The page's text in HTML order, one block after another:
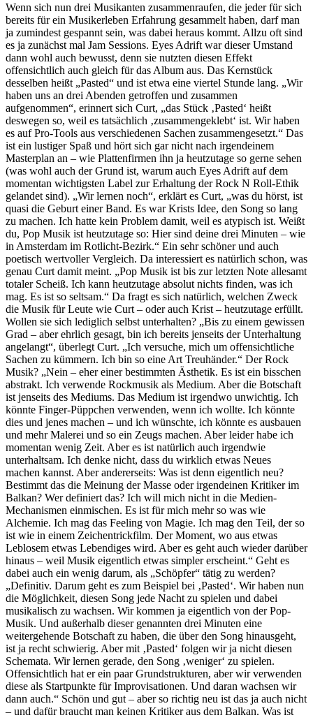
Wenn sich nun drei Musikanten zusammenraufen, die jeder für sich
bereits für ein Musikerleben Erfahrung gesammelt haben, darf man
ja zumindest gespannt sein, was dabei heraus kommt. Allzu oft sind
es ja zunächst mal Jam Sessions. Eyes Adrift war dieser Umstand
dann wohl auch bewusst, denn sie nutzten diesen Effekt
offensichtlich auch gleich für das Album aus. Das Kernstück
desselben heißt „Pasted“ und ist etwa eine viertel Stunde lang. „Wir
haben uns an drei Abenden getroffen und zusammen
aufgenommen“, erinnert sich Curt, „das Stück ‚Pasted‘ heißt
deswegen so, weil es tatsächlich ‚zusammengeklebt‘ ist. Wir haben
es auf Pro-Tools aus verschiedenen Sachen zusammengesetzt.“ Das
ist ein lustiger Spaß und hört sich gar nicht nach irgendeinem
Masterplan an – wie Plattenfirmen ihn ja heutzutage so gerne sehen
(was wohl auch der Grund ist, warum auch Eyes Adrift auf dem
momentan wichtigsten Label zur Erhaltung der Rock N Roll-Ethik
gelandet sind). „Wir lernen noch“, erklärt es Curt, „was du hörst, ist
quasi die Geburt einer Band. Es war Krists Idee, den Song so lang
zu machen. Ich hatte kein Problem damit, weil es atypisch ist. Weißt
du, Pop Musik ist heutzutage so: Hier sind deine drei Minuten – wie
in Amsterdam im Rotlicht-Bezirk.“ Ein sehr schöner und auch
poetisch wertvoller Vergleich. Da interessiert es natürlich schon, was
genau Curt damit meint. „Pop Musik ist bis zur letzten Note allesamt
totaler Scheiß. Ich kann heutzutage absolut nichts finden, was ich
mag. Es ist so seltsam.“ Da fragt es sich natürlich, welchen Zweck
die Musik für Leute wie Curt – oder auch Krist – heutzutage erfüllt.
Wollen sie sich lediglich selbst unterhalten? „Bis zu einem gewissen
Grad – aber ehrlich gesagt, bin ich bereits jenseits der Unterhaltung
angelangt“, überlegt Curt. „Ich versuche, mich um offensichtliche
Sachen zu kümmern. Ich bin so eine Art Treuhänder.“ Der Rock
Musik? „Nein – eher einer bestimmten Ästhetik. Es ist ein bisschen
abstrakt. Ich verwende Rockmusik als Medium. Aber die Botschaft
ist jenseits des Mediums. Das Medium ist irgendwo unwichtig. Ich
könnte Finger-Püppchen verwenden, wenn ich wollte. Ich könnte
dies und jenes machen – und ich wünschte, ich könnte es ausbauen
und mehr Malerei und so ein Zeugs machen. Aber leider habe ich
momentan wenig Zeit. Aber es ist natürlich auch irgendwie
unterhaltsam. Ich denke nicht, dass du wirklich etwas Neues
machen kannst. Aber andererseits: Was ist denn eigentlich neu?
Bestimmt das die Meinung der Masse oder irgendeinen Kritiker im
Balkan? Wer definiert das? Ich will mich nicht in die Medien-
Mechanismen einmischen. Es ist für mich mehr so was wie
Alchemie. Ich mag das Feeling von Magie. Ich mag den Teil, der so
ist wie in einem Zeichentrickfilm. Der Moment, wo aus etwas
Leblosem etwas Lebendiges wird. Aber es geht auch wieder darüber
hinaus – weil Musik eigentlich etwas simpler erscheint.“ Geht es
dabei auch ein wenig darum, als „Schöpfer“ tätig zu werden?
„Definitiv. Darum geht es zum Beispiel bei ‚Pasted‘. Wir haben nun
die Möglichkeit, diesen Song jede Nacht zu spielen und dabei
musikalisch zu wachsen. Wir kommen ja eigentlich von der Pop-
Musik. Und außerhalb dieser genannten drei Minuten eine
weitergehende Botschaft zu haben, die über den Song hinausgeht,
ist ja recht schwierig. Aber mit ‚Pasted‘ folgen wir ja nicht diesen
Schemata. Wir lernen gerade, den Song ‚weniger‘ zu spielen.
Offensichtlich hat er ein paar Grundstrukturen, aber wir verwenden
diese als Startpunkte für Improvisationen. Und daran wachsen wir
dann auch.“ Schön und gut – aber so richtig neu ist das ja auch nicht
– und dafür braucht man keinen Kritiker aus dem Balkan. Was ist